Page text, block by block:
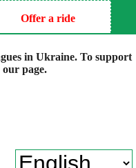
Offer a ride
in Ukraine. To support
page.